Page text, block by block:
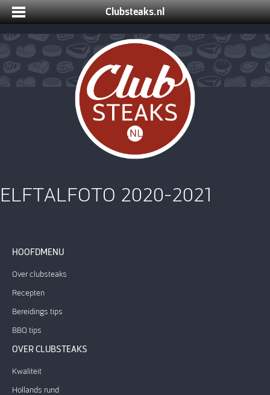
Clubsteaks.nl
ELFTALFOTO 2020-2021
HOOFDMENU
Over clubsteaks
Recepten
Bereidings tips
BBQ tips
OVER CLUBSTEAKS
Kwaliteit
Hollands rund